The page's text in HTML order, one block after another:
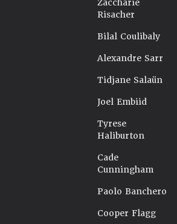
Zaccharie
Risacher
Bilal Coulibaly
Alexandre Sarr
Tidjane Salaün
Joel Embiid
Tyrese
Haliburton
Cade
Cunningham
Paolo Banchero
Cooper Flagg